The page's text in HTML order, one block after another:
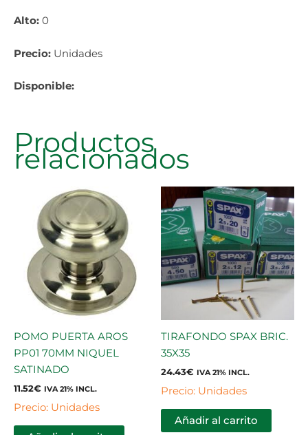
Alto: 0
Precio: Unidades
Disponible:
Productos
relacionados
POMO PUERTA AROS
PP01 70MM NIQUEL
SATINADO
11.52€ IVA 21% INCL.
Precio: Unidades
TIRAFONDO SPAX BRIC.
35X35
24.43€ IVA 21% INCL.
Precio: Unidades
Añadir al carrito